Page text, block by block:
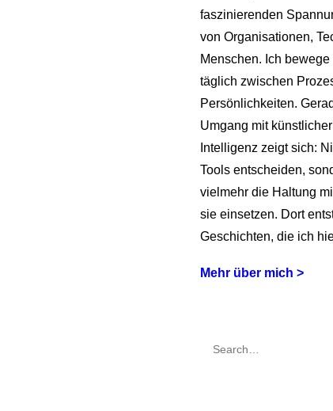
faszinierenden
von Organisationen,
Menschen. Ich bewege
täglich zwischen
Persönlichkeiten.
Umgang mit künstlicher
Intelligenz zeigt sich:
Tools entscheiden,
vielmehr die Haltung
sie einsetzen. Dort
Geschichten, die ich
Mehr über mich >